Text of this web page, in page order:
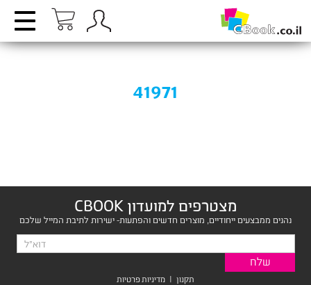
41971
מצטרפים למועדון CBOOK
נהנים ממבצעים ייחודיים, מוצרים חדשים והפתעות- ישירות לתיבת המייל שלכם
תקנון | מדיניות פרטיות